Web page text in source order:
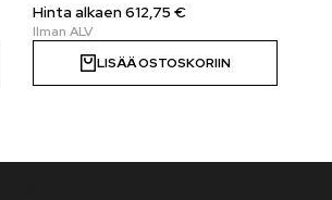
Hinta alkaen612,75€
LISÄÄ OSTOSKORIIN